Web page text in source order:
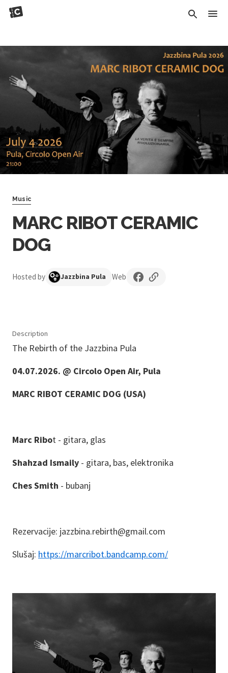
Music
MARC RIBOT CERAMIC
DOG
Hosted by Jazzbina Pula Web
Description
The Rebirth of the Jazzbina Pula
04.07.2026. @ Circolo Open Air, Pula
MARC RIBOT CERAMIC DOG (USA)
Marc Ribot - gitara, glas
Shahzad Ismaily - gitara, bas, elektronika
Ches Smith - bubanj
Rezervacije: jazzbina.rebirth@gmail.com
Slušaj: https://marcribot.bandcamp.com/